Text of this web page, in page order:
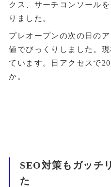
クス、サーチコンソール
りました。
プレオープンの次の日の
値でびっくりしました。
ています。日アクセスで
か。
SEO対策もガッチ
た